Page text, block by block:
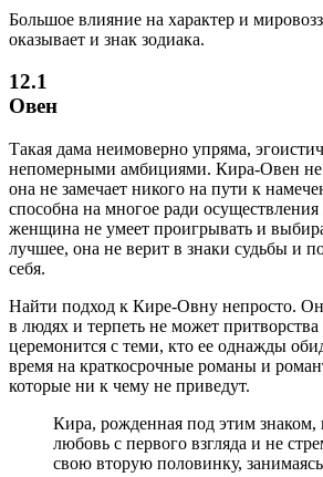
Большое влияние на характер и
оказывает и знак зодиака.
12.1
Овен
Такая дама неимоверно упряма,
непомерными амбициями. Кира-Овен не
она не замечает никого на пути к
способна на многое ради
женщина не умеет проигрывать и
лучшее, она не верит в знаки судьбы и
себя.
Найти подход к Кире-Овну непросто.
в людях и терпеть не может
церемонится с теми, кто ее однажды
время на краткосрочные романы и
которые ни к чему не приведут.
Кира, рожденная под этим знаком,
любовь с первого взгляда и не
свою вторую половинку,